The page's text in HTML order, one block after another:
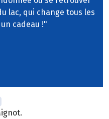
lac, qui change tous les
cadeau !"